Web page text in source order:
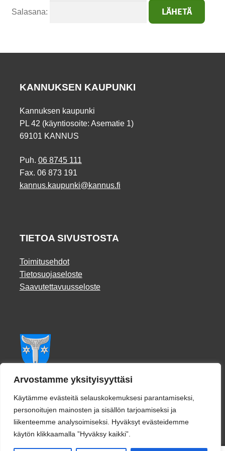
Arvostamme yksityisyyttäsi
Käytämme evästeitä selauskokemuksesi parantamiseksi,
personoitujen mainosten ja sisällön tarjoamiseksi ja
liikenteemme analysoimiseksi. Hyväksyt evästeidemme
käytön klikkaamalla ”Hyväksy kaikki”.
Salasana:
KANNUKSEN KAUPUNKI
Kannuksen kaupunki
PL 42 (käyntiosoite: Asematie 1)
69101 KANNUS
Puh. 06 8745 111
Fax. 06 873 191
kannus.kaupunki@kannus.fi
TIETOA SIVUSTOSTA
Toimitusehdot
Tietosuojaseloste
Saavutettavuusseloste
Facebook